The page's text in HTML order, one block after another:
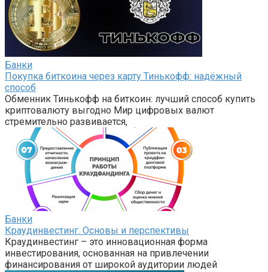
Банки
Покупка биткоина через карту Тинькофф: надёжный
способ
Обменник Тинькофф на биткоин: лучший способ купить
криптовалюту выгодно Мир цифровых валют
стремительно развивается,
Банки
Краудинвестинг. Основы и перспективы
Краудинвестинг – это инновационная форма
инвестирования, основанная на привлечении
финансирования от широкой аудитории людей